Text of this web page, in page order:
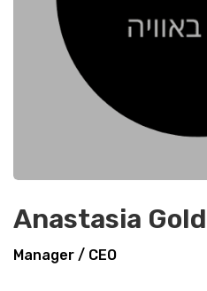
Anastasia
Manager / CEO